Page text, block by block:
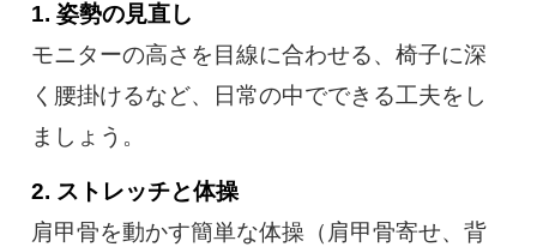
1. 姿勢の見直し
モニターの高さを目線に合わせる、椅子に深
く腰掛けるなど、日常の中でできる工夫をし
ましょう。
2. ストレッチと体操
肩甲骨を動かす簡単な体操（肩甲骨寄せ、背